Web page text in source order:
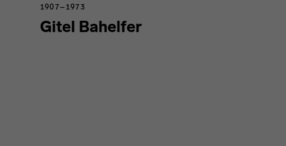
Gitel Bahelfer
1907–1973